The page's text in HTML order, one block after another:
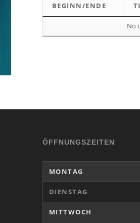
BEGINN/ENDE
No
ÖFFNUNGSZEITEN
MONTAG
DIENSTAG
MITTWOCH